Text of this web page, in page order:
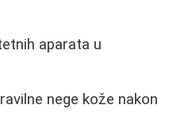
aparata u
nege kože nakon